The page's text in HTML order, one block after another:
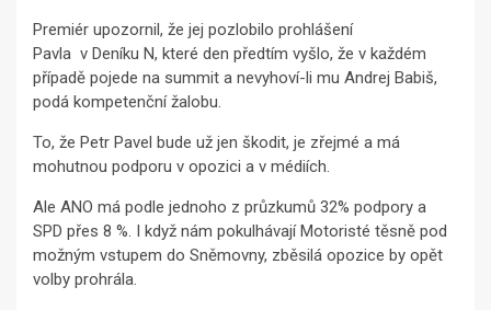
Premiér upozornil, že jej pozlobilo prohlášení
Pavla v Deníku N, které den předtím vyšlo, že v každém
případě pojede na summit a nevyhoví-li mu Andrej Babiš,
podá kompetenční žalobu.
To, že Petr Pavel bude už jen škodit, je zřejmé a má
mohutnou podporu v opozici a v médiích.
Ale ANO má podle jednoho z průzkumů 32% podpory a
SPD přes 8 %. I když nám pokulhávají Motoristé těsně pod
možným vstupem do Sněmovny, zběsilá opozice by opět
volby prohrála.